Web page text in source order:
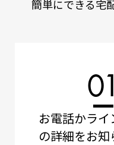
簡単にできる宅
01
お電話かラ
の詳細をお知